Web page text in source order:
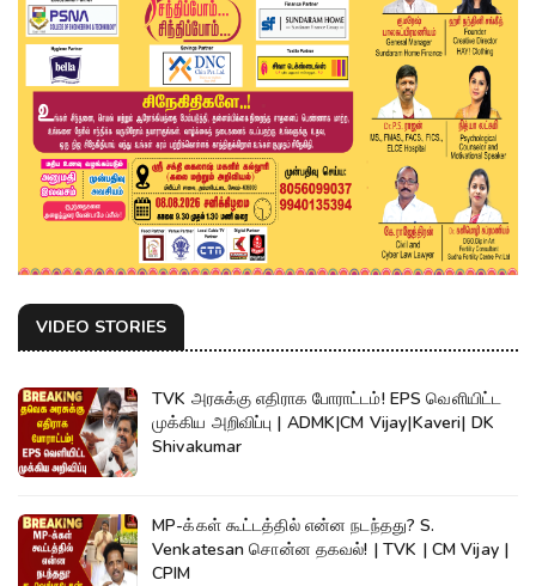
VIDEO STORIES
TVK அரசுக்கு எதிராக போராட்டம்! EPS வெளியிட்ட
முக்கிய அறிவிப்பு | ADMK|CM Vijay|Kaveri| DK
Shivakumar
MP-க்கள் கூட்டத்தில் என்ன நடந்தது? S.
Venkatesan சொன்ன தகவல்! | TVK | CM Vijay |
CPIM